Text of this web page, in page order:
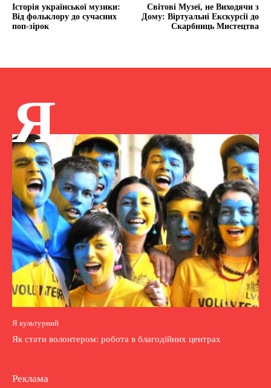
Історія української музики:
Від фольклору до сучасних
поп-зірок
Світові Музеї, не Виходячи з
Дому: Віртуальні Екскурсії до
Скарбниць Мистецтва
Я
Я культурний
Як стати волонтером: робота в благодійних центрах
Реклама